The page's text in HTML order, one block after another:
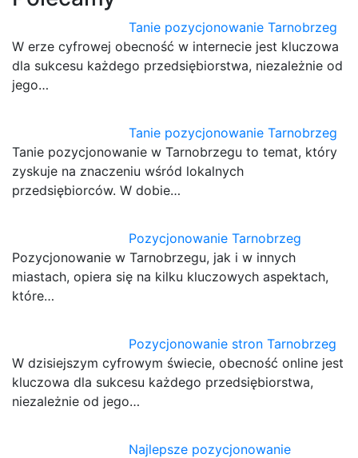
Tanie pozycjonowanie Tarnobrzeg
W erze cyfrowej obecność w internecie jest kluczowa
dla sukcesu każdego przedsiębiorstwa, niezależnie od
jego…
Tanie pozycjonowanie Tarnobrzeg
Tanie pozycjonowanie w Tarnobrzegu to temat, który
zyskuje na znaczeniu wśród lokalnych
przedsiębiorców. W dobie…
Pozycjonowanie Tarnobrzeg
Pozycjonowanie w Tarnobrzegu, jak i w innych
miastach, opiera się na kilku kluczowych aspektach,
które…
Pozycjonowanie stron Tarnobrzeg
W dzisiejszym cyfrowym świecie, obecność online jest
kluczowa dla sukcesu każdego przedsiębiorstwa,
niezależnie od jego…
Najlepsze pozycjonowanie